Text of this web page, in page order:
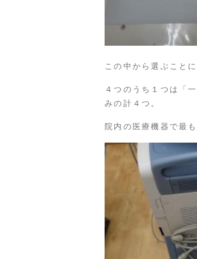
この中から選ぶことに
４つのうち１つは「
みの計４つ。
院内の医療機器で最